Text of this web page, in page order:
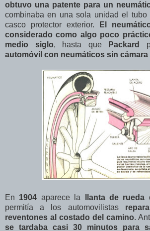
obtuvo una patente para un
combinaba en una sola unidad el tubo
casco protector exterior.
El
considerado como algo poco
medio siglo, hasta quePackard
automóvil con neumáticos sin cámara
En 1904 aparece la llanta de rueda
permitía a los automovilistas
reventones al costado del camino.
se tardaba casi 30 minutos para